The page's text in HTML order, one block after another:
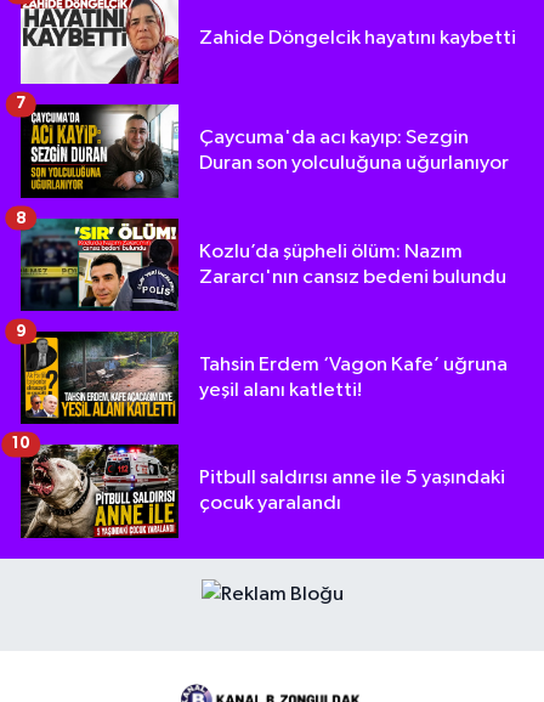
Zahide Döngelcik hayatını kaybetti
Çaycuma'da acı kayıp: Sezgin
Duran son yolculuğuna uğurlanıyor
7
Kozlu’da şüpheli ölüm: Nazım
Zararcı'nın cansız bedeni bulundu
8
Tahsin Erdem ‘Vagon Kafe’ uğruna
yeşil alanı katletti!
9
Pitbull saldırısı anne ile 5 yaşındaki
çocuk yaralandı
10